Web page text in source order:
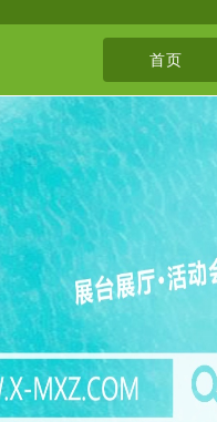
首页